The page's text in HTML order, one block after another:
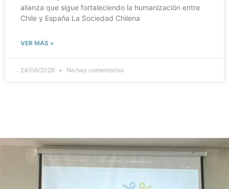
alianza que sigue fortaleciendo la humanización entre
Chile y España La Sociedad Chilena
VER MÁS »
24/06/2026 No hay comentarios